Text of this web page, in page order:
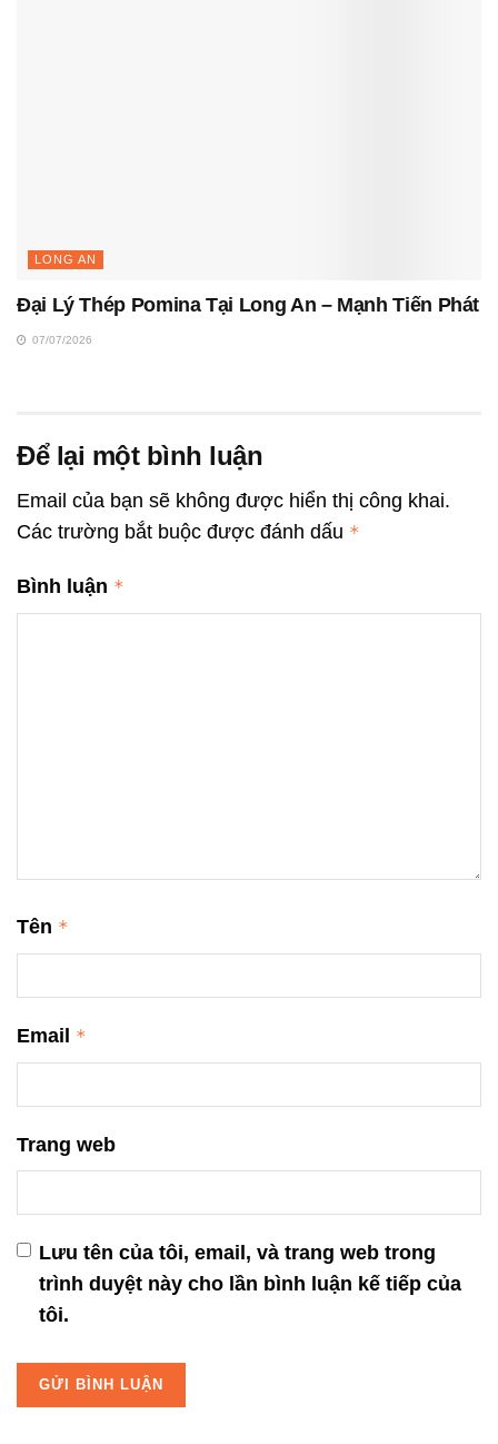
LONG AN
Đại Lý Thép Pomina Tại Long An – Mạnh Tiến Phát
07/07/2026
Để lại một bình luận
Email của bạn sẽ không được hiển thị công khai.
Các trường bắt buộc được đánh dấu *
Bình luận *
Tên *
Email *
Trang web
Lưu tên của tôi, email, và trang web trong
trình duyệt này cho lần bình luận kế tiếp của
tôi.